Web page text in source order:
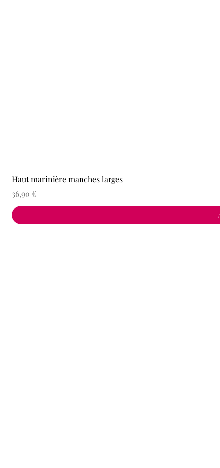
Haut marinière manches larges
Prix
36,90 €